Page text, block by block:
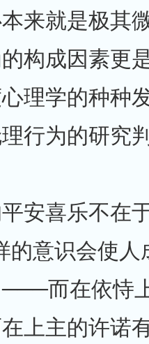
来就是极其
构成因素更
理学的种种
行为的研究
安喜乐不在
意识会使人
而在依恃
上主的许诺